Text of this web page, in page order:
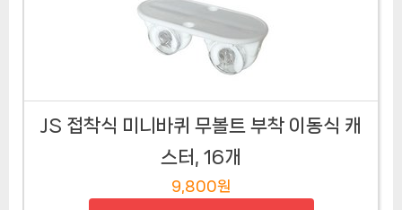
JS 접착식 미니바퀴 무볼트 부착 이동식 캐
스터, 16개
9,800원